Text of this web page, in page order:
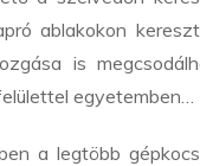
ablakokon
is
egyetemben…
a legtöbb